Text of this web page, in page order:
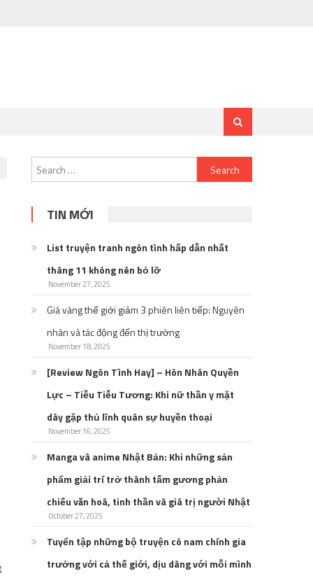
Search
for:
TIN MỚI
List truyện tranh ngôn tình hấp dẫn nhất
tháng 11 không nên bỏ lỡ
November 27, 2025
Giá vàng thế giới giảm 3 phiên liên tiếp: Nguyên
nhân và tác động đến thị trường
November 18, 2025
[Review Ngôn Tình Hay] – Hôn Nhân Quyền
Lực – Tiễu Tiễu Tương: Khi nữ thần y mặt
dày gặp thủ lĩnh quân sự huyền thoại
November 16, 2025
Manga và anime Nhật Bản: Khi những sản
phẩm giải trí trở thành tấm gương phản
chiếu văn hoá, tinh thần và giá trị người Nhật
October 27, 2025
Tuyển tập những bộ truyện có nam chính gia
trưởng với cả thế giới, dịu dàng với mỗi mình